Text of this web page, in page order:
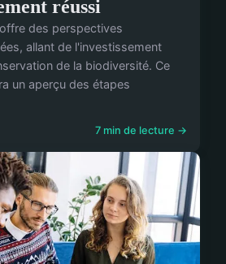
réussi
des perspectives
allant de l'investissement
de la biodiversité. Ce
un aperçu des étapes
7 min de lecture →